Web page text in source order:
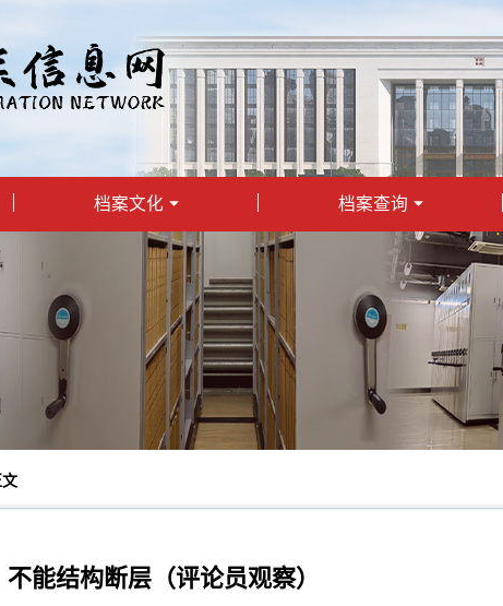
档案文化 档案查询
能结构断层（评论员观察）